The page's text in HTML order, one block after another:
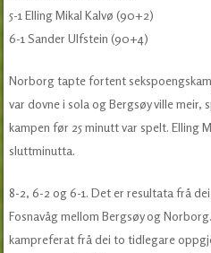
5-1 Elling Mikal Kalvø (90+2)
6-1 Sander Ulfstein (90+4)
Norborg tapte fortent
var dovne i sola og Bergsøy ville meir,
kampen før 25 minutt var spelt. Elling
sluttminutta.
8-2, 6-2 og 6-1. Det er resultata frå
Fosnavåg mellom Bergsøy og
kampreferat frå dei to tidlegare